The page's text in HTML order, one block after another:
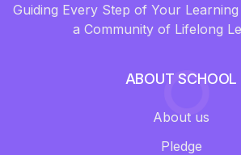
Guiding Every Step of Your
a Community of Lifelong
ABOUT SCHOOL
About us
Pledge